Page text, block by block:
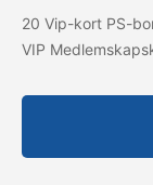
20 Vip-kort PS-
VIP